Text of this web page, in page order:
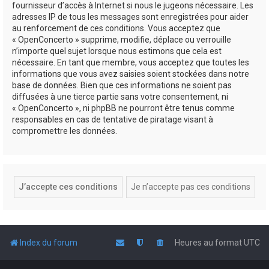
fournisseur d’accès à Internet si nous le jugeons nécessaire. Les
adresses IP de tous les messages sont enregistrées pour aider
au renforcement de ces conditions. Vous acceptez que
« OpenConcerto » supprime, modifie, déplace ou verrouille
n’importe quel sujet lorsque nous estimons que cela est
nécessaire. En tant que membre, vous acceptez que toutes les
informations que vous avez saisies soient stockées dans notre
base de données. Bien que ces informations ne soient pas
diffusées à une tierce partie sans votre consentement, ni
« OpenConcerto », ni phpBB ne pourront être tenus comme
responsables en cas de tentative de piratage visant à
compromettre les données.
Index du forum Heures au formatUTC